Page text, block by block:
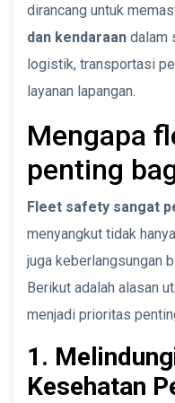
dirancang untuk
dan kendaraan dalam
logistik, transportasi
layanan lapangan.
Mengapa
penting
Fleet safety sangat
menyangkut tidak
juga keberlangsungan
Berikut adalah alasan
menjadi prioritas
1.
Kesehatan